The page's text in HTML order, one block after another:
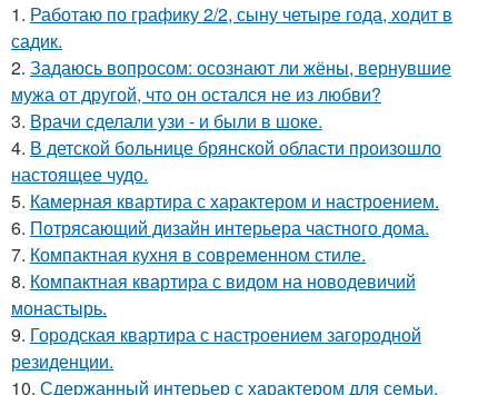
1. Работаю по графику 2/2, сыну четыре года, ходит в
садик.
2. Задаюсь вопросом: осознают ли жёны, вернувшие
мужа от другой, что он остался не из любви?
3. Врачи сделали узи - и были в шоке.
4. В детской больнице брянской области произошло
настоящее чудо.
5. Камерная квартира с характером и настроением.
6. Потрясающий дизайн интерьера частного дома.
7. Компактная кухня в современном стиле.
8. Компактная квартира с видом на новодевичий
монастырь.
9. Городская квартира с настроением загородной
резиденции.
10. Сдержанный интерьер с характером для семьи.